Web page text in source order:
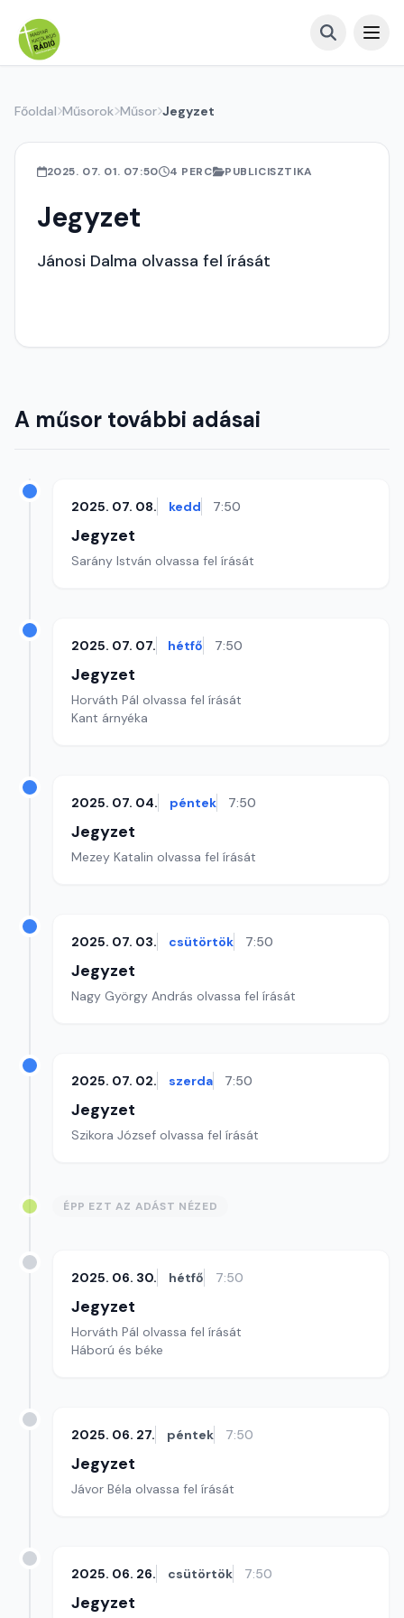
Főoldal Műsorok Műsor Jegyzet
2025. 07. 01. 07:50 4 PERC PUBLICISZTIKA
Jegyzet
Jánosi Dalma olvassa fel írását
A műsor további adásai
2025. 07. 08. kedd 7:50
Jegyzet
Sarány István olvassa fel írását
2025. 07. 07. hétfő 7:50
Jegyzet
Horváth Pál olvassa fel írását
Kant árnyéka
2025. 07. 04. péntek 7:50
Jegyzet
Mezey Katalin olvassa fel írását
2025. 07. 03. csütörtök 7:50
Jegyzet
Nagy György András olvassa fel írását
2025. 07. 02. szerda 7:50
Jegyzet
Szikora József olvassa fel írását
ÉPP EZT AZ ADÁST NÉZED
2025. 06. 30. hétfő 7:50
Jegyzet
Horváth Pál olvassa fel írását
Háború és béke
2025. 06. 27. péntek 7:50
Jegyzet
Jávor Béla olvassa fel írását
2025. 06. 26. csütörtök 7:50
Jegyzet